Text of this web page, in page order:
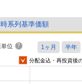
時系列基準価額
位
分配金込・再投資後